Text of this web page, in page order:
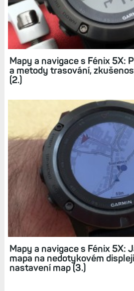
Mapy a navigace s Fénix 5X:
a volba cíle cesty (1.)